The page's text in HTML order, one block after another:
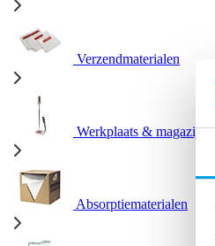
Verzendmaterialen
Werkplaats & magazijn
Absorptiematerialen